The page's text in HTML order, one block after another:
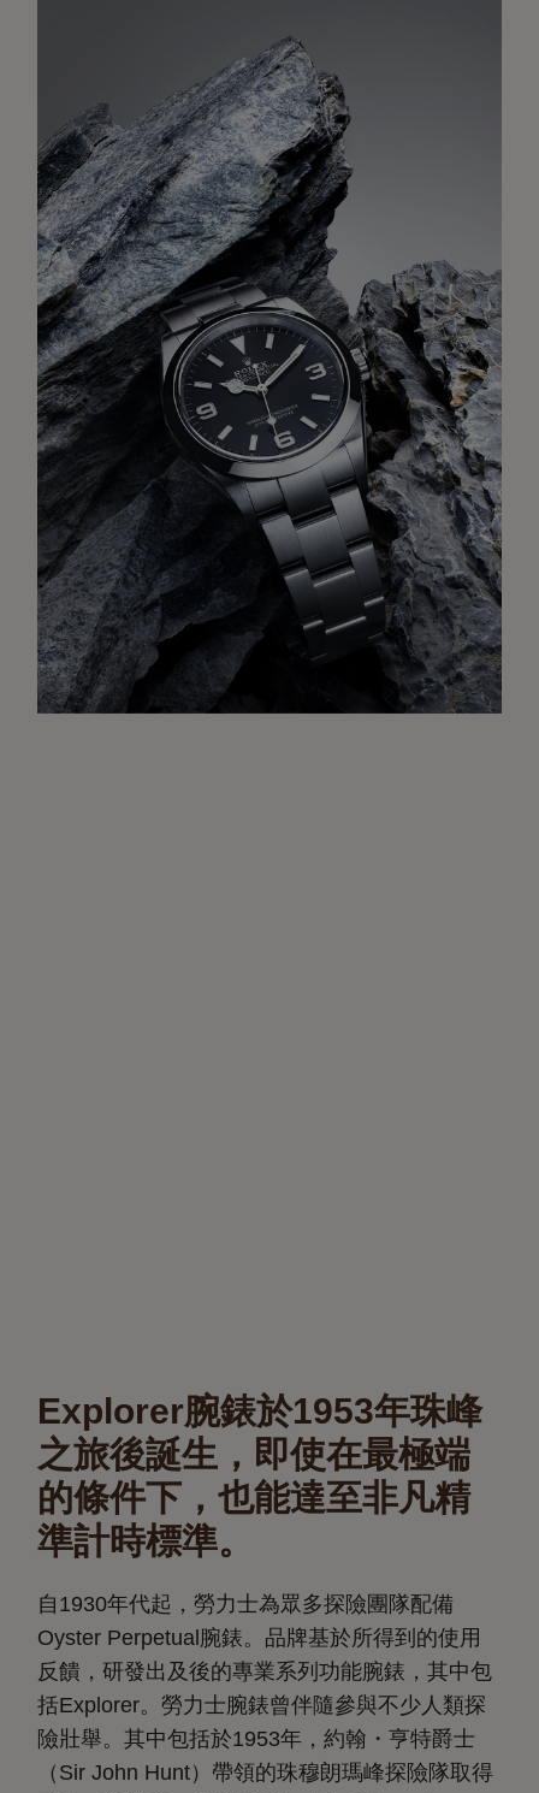
Explorer腕錶於1953年珠峰
之旅後誕生，即使在最極端
的條件下，也能達至非凡精
準計時標準。
自1930年代起，勞力士為眾多探險團隊配備
Oyster Perpetual腕錶。品牌基於所得到的使用
反饋，研發出及後的專業系列功能腕錶，其中包
括Explorer。勞力士腕錶曾伴隨參與不少人類探
險壯舉。其中包括於1953年，約翰・亨特爵士
（Sir John Hunt）帶領的珠穆朗瑪峰探險隊取得